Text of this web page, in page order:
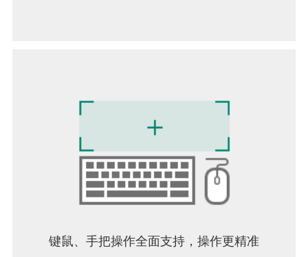
键鼠、手把操作全面支持，操作更精准